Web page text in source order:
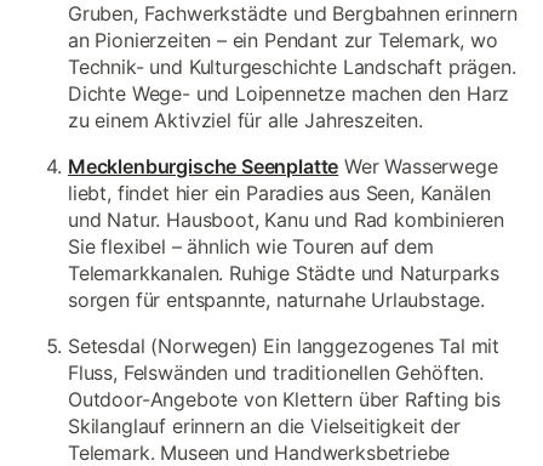
Gruben, Fachwerkstädte und Bergbahnen erinnern
an Pionierzeiten – ein Pendant zur Telemark, wo
Technik- und Kulturgeschichte Landschaft prägen.
Dichte Wege- und Loipennetze machen den Harz
zu einem Aktivziel für alle Jahreszeiten.
Mecklenburgische Seenplatte Wer Wasserwege
liebt, findet hier ein Paradies aus Seen, Kanälen
und Natur. Hausboot, Kanu und Rad kombinieren
Sie flexibel – ähnlich wie Touren auf dem
Telemarkkanalen. Ruhige Städte und Naturparks
sorgen für entspannte, naturnahe Urlaubstage.
Setesdal (Norwegen) Ein langgezogenes Tal mit
Fluss, Felswänden und traditionellen Gehöften.
Outdoor-Angebote von Klettern über Rafting bis
Skilanglauf erinnern an die Vielseitigkeit der
Telemark. Museen und Handwerksbetriebe